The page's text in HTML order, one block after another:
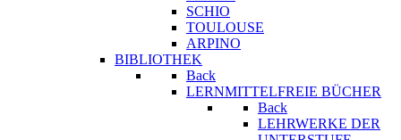
SCHIO
TOULOUSE
ARPINO
BIBLIOTHEK
Back
LERNMITTELFREIE BÜCHER
Back
LEHRWERKE DER